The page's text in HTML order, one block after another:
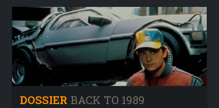
DOSSIER BACK TO 1989